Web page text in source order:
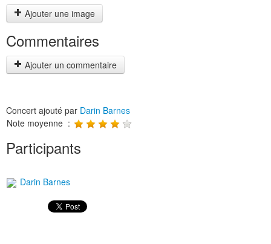
Ajouter une image
Commentaires
Ajouter un commentaire
Concert ajouté par Darin Barnes
Note moyenne :
Participants
Darin Barnes